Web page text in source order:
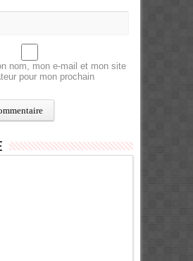
nom, mon e-mail et mon site
pour mon prochain